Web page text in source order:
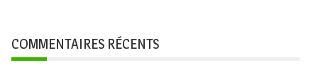
COMMENTAIRES RÉCENTS